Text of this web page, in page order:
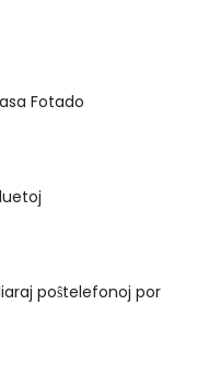
Fotado
poŝtelefonoj por